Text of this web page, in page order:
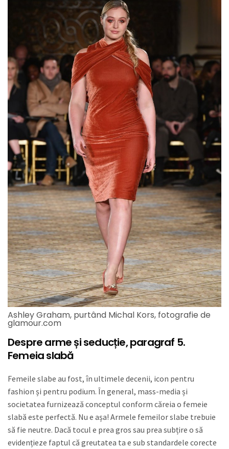
Ashley Graham, purtând Michal Kors, fotografie de
glamour.com
Despre arme și seducție, paragraf 5.
Femeia slabă
Femeile slabe au fost, în ultimele decenii, icon pentru
fashion și pentru podium. În general, mass-media și
societatea furnizează conceptul conform căreia o femeie
slabă este perfectă. Nu e așa! Armele femeilor slabe trebuie
să fie neutre. Dacă tocul e prea gros sau prea subțire o să
evidențieze faptul că greutatea ta e sub standardele corecte